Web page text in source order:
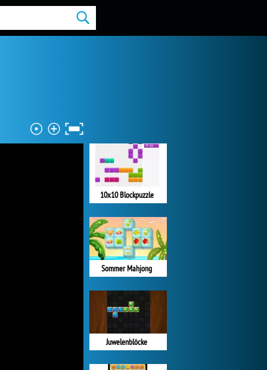
10x10 Blockpuzzle
Sommer Mahjong
Juwelenblöcke